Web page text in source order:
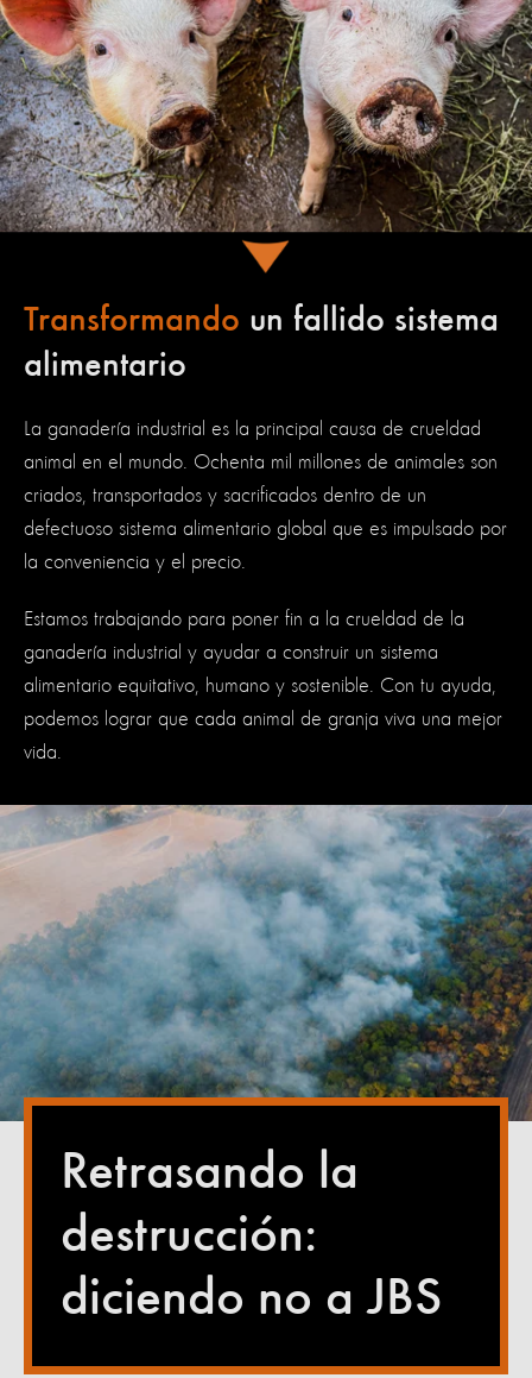
Transformando un fallido sistema
alimentario
La ganadería industrial es la principal causa de crueldad
animal en el mundo. Ochenta mil millones de animales son
criados, transportados y sacrificados dentro de un
defectuoso sistema alimentario global que es impulsado por
la conveniencia y el precio.
Estamos trabajando para poner fin a la crueldad de la
ganadería industrial y ayudar a construir un sistema
alimentario equitativo, humano y sostenible. Con tu ayuda,
podemos lograr que cada animal de granja viva una mejor
vida.
Retrasando la
destrucción:
diciendo no a JBS